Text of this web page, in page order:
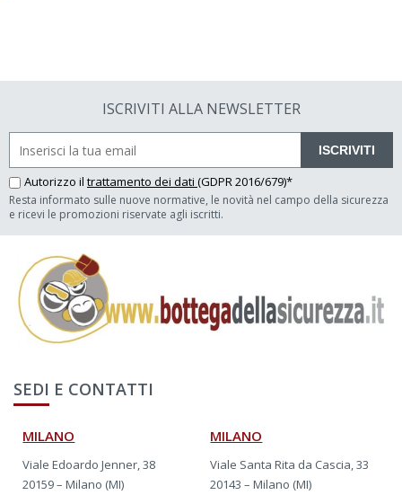
ISCRIVITI ALLA NEWSLETTER
ISCRIVITI
Autorizzo il trattamento dei dati (GDPR 2016/679)*
Resta informato sulle nuove normative, le novità nel campo della sicurezza
e ricevi le promozioni riservate agli iscritti.
SEDI E CONTATTI
MILANO
Viale Edoardo Jenner, 38
20159 – Milano (MI)
MILANO
Viale Santa Rita da Cascia, 33
20143 – Milano (MI)